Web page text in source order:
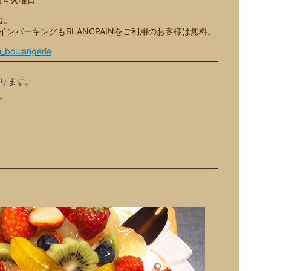
ンパーキングもBLANCPAINをご利用のお客様は無料。
ます。